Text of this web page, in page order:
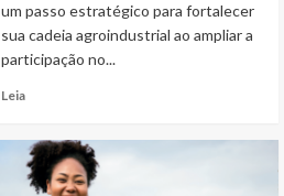
um passo estratégico para fortalecer
sua cadeia agroindustrial ao ampliar a
participação no...
Leia